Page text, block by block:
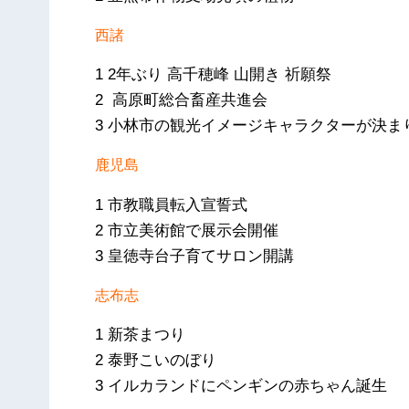
西諸
1 2年ぶり 高千穂峰 山開き 祈願祭
2 高原町総合畜産共進会
3 小林市の観光イメージキャラクターが決ま
鹿児島
1 市教職員転入宣誓式
2 市立美術館で展示会開催
3 皇徳寺台子育てサロン開講
志布志
1 新茶まつり
2 泰野こいのぼり
3 イルカランドにペンギンの赤ちゃん誕生